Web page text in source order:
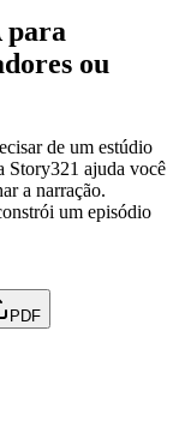
para
ou
de um estúdio
Story321 ajuda você
a narração.
um episódio
PDF